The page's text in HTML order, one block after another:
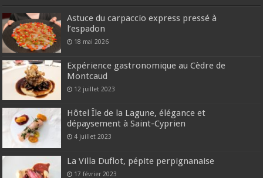
Astuce du carpaccio express pressé à
l’espadon
18 mai 2026
Expérience gastronomique au Cèdre de
Montcaud
12 juillet 2023
Hôtel Île de la Lagune, élégance et
dépaysement à Saint-Cyprien
4 juillet 2023
La Villa Duflot, pépite perpignanaise
17 février 2023